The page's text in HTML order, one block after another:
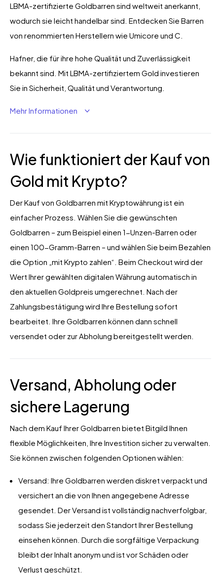
LBMA-zertifizierte Goldbarren sind weltweit anerkannt,
wodurch sie leicht handelbar sind. Entdecken Sie Barren
von renommierten Herstellern wie Umicore und C.
Hafner, die für ihre hohe Qualität und Zuverlässigkeit
bekannt sind. Mit LBMA-zertifiziertem Gold investieren
Sie in Sicherheit, Qualität und Verantwortung.
Mehr Informationen
Wie funktioniert der Kauf von
Gold mit Krypto?
Der Kauf von Goldbarren mit Kryptowährung ist ein
einfacher Prozess. Wählen Sie die gewünschten
Goldbarren – zum Beispiel einen 1-Unzen-Barren oder
einen 100-Gramm-Barren – und wählen Sie beim Bezahlen
die Option „mit Krypto zahlen“. Beim Checkout wird der
Wert Ihrer gewählten digitalen Währung automatisch in
den aktuellen Goldpreis umgerechnet. Nach der
Zahlungsbestätigung wird Ihre Bestellung sofort
bearbeitet. Ihre Goldbarren können dann schnell
versendet oder zur Abholung bereitgestellt werden.
Versand, Abholung oder
sichere Lagerung
Nach dem Kauf Ihrer Goldbarren bietet Bitgild Ihnen
flexible Möglichkeiten, Ihre Investition sicher zu verwalten.
Sie können zwischen folgenden Optionen wählen:
Versand: Ihre Goldbarren werden diskret verpackt und
versichert an die von Ihnen angegebene Adresse
gesendet. Der Versand ist vollständig nachverfolgbar,
sodass Sie jederzeit den Standort Ihrer Bestellung
einsehen können. Durch die sorgfältige Verpackung
bleibt der Inhalt anonym und ist vor Schäden oder
Verlust geschützt.